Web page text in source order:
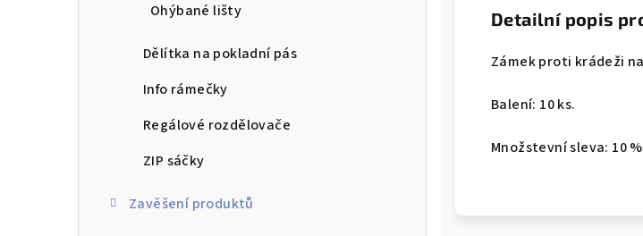
Ohýbané lišty
Dělítka na pokladní pás
Info rámečky
Regálové rozdělovače
ZIP sáčky
Zavěšení produktů
Detailní popis
Zámek proti krádeži
Balení: 10 ks.
Množstevní sleva: 10